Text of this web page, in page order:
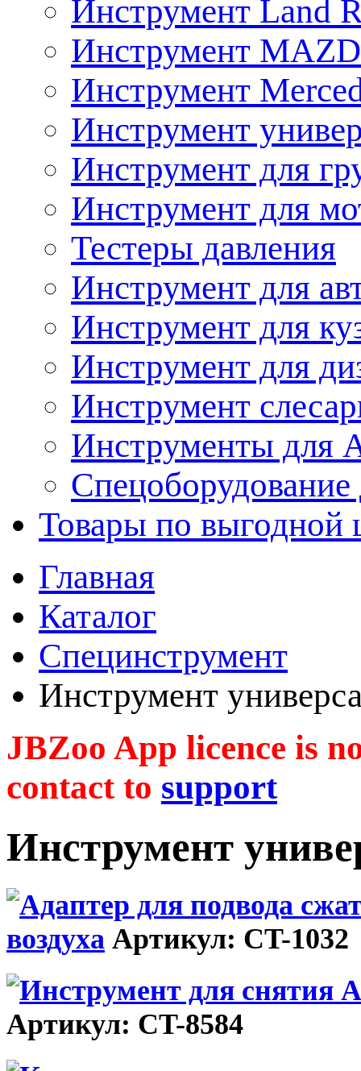
Инструмент Land
Инструмент
Инструмент
Инструмент
Инструмент для
Инструмент для
Тестеры давления
Инструмент для
Инструмент для
Инструмент для
Инструмент
Инструменты
Спецоборудование
Товары по выгодной
Главная
Каталог
Специнструмент
Инструмент
JBZoo App licence is
contact to support
Инструмент
воздуха Артикул: CT-1032
Артикул: CT-8584